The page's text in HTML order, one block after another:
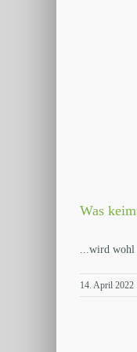
Was
...wird
14. April 2022